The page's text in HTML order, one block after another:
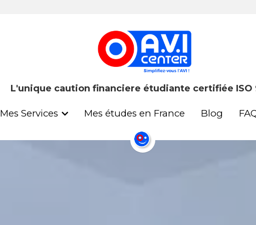
L'unique caution financiere étudiante certifiée ISO
Mes Services Mes études en France Blog
L'unique caution financiere étudiante certifiée ISO
Mes Services Mes études en France Blog